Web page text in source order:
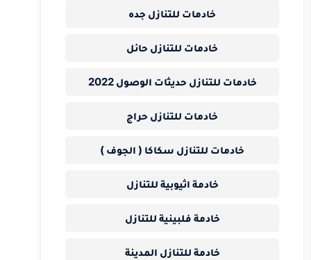
خادمات للتنازل جده
خادمات للتنازل حائل
خادمات للتنازل حديثات الوصول 2022
خادمات للتنازل حراج
خادمات للتنازل سكاكا ( الجوف )
خادمة اثيوبية للتنازل
خادمة فلبينية للتنازل
خادمة للتنازل المدينة